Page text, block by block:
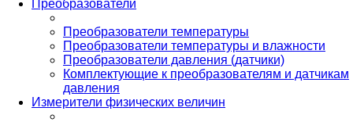
Преобразователи
Преобразователи температуры
Преобразователи температуры и влажности
Преобразователи давления (датчики)
Комплектующие к преобразователям и датчикам
давления
Измерители физических величин